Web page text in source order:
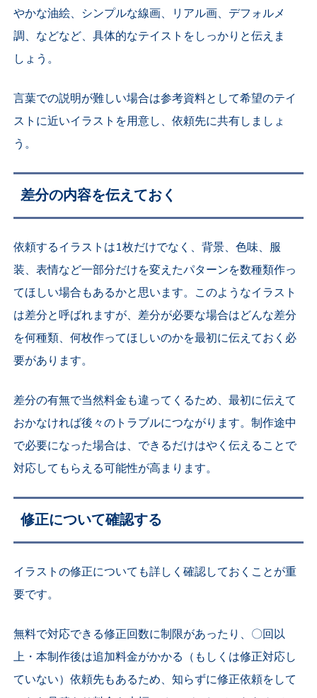
やかな油絵、シンプルな線画、リアル画、デフォルメ
調、などなど、具体的なテイストをしっかりと伝えま
しょう。
言葉での説明が難しい場合は参考資料として希望のテイ
ストに近いイラストを用意し、依頼先に共有しましょ
う。
差分の内容を伝えておく
依頼するイラストは1枚だけでなく、背景、色味、服
装、表情など一部分だけを変えたパターンを数種類作っ
てほしい場合もあるかと思います。このようなイラスト
は差分と呼ばれますが、差分が必要な場合はどんな差分
を何種類、何枚作ってほしいのかを最初に伝えておく必
要があります。
差分の有無で当然料金も違ってくるため、最初に伝えて
おかなければ後々のトラブルにつながります。制作途中
で必要になった場合は、できるだけはやく伝えることで
対応してもらえる可能性が高まります。
修正について確認する
イラストの修正についても詳しく確認しておくことが重
要です。
無料で対応できる修正回数に制限があったり、〇回以
上・本制作後は追加料金がかかる（もしくは修正対応し
ていない）依頼先もあるため、知らずに修正依頼をして